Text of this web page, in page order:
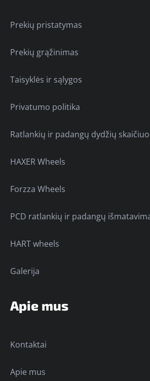
Prekių pristatymas
Prekių grąžinimas
Taisyklės ir sąlygos
Privatumo politika
Ratlankių ir padangų dydžių
HAXER Wheels
Forzza Wheels
PCD ratlankių ir padangų
HART wheels
Galerija
Apie mus
Kontaktai
Apie mus